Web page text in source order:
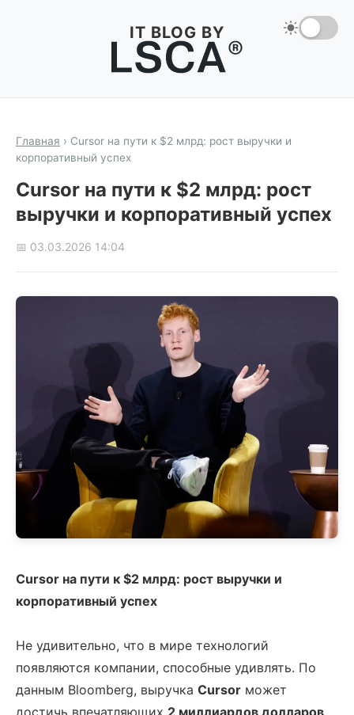
IT BLOG BY
Главная › Cursor на пути к $2 млрд: рост выручки и
корпоративный успех
Cursor на пути к $2 млрд: рост
выручки и корпоративный успех
📅 03.03.2026 14:04
Cursor на пути к $2 млрд: рост выручки и
корпоративный успех
Не удивительно, что в мире технологий
появляются компании, способные удивлять. По
данным Bloomberg, выручка Cursor может
достичь впечатляющих 2 миллиардов долларов